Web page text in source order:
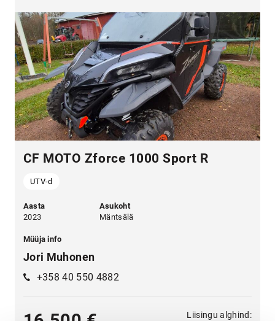
CF MOTO Zforce 1000 Sport R
UTV-d
Aasta
2023
Asukoht
Mäntsälä
Müüja info
Jori Muhonen
+358 40 550 4882
Liisingu alghind: